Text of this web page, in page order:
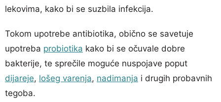
lekovima, kako bi se suzbila infekcija.
Tokom upotrebe antibiotika, obično se savetuje
upotreba probiotika kako bi se očuvale dobre
bakterije, te sprečile moguće nuspojave poput
dijareje, lošeg varenja, nadimanja i drugih probavnih
tegoba.